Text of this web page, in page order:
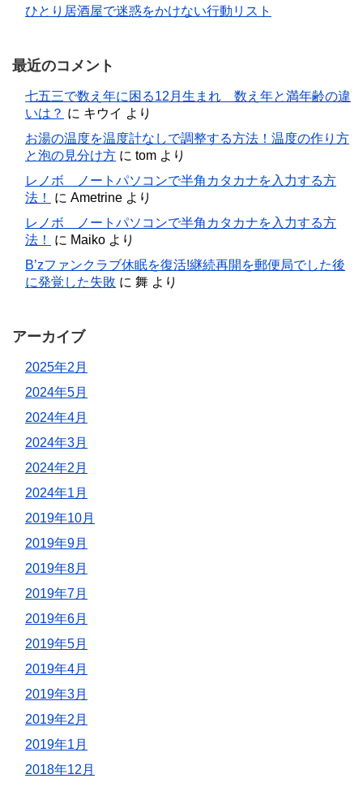
ひとり居酒屋で迷惑をかけない行動リスト
最近のコメント
七五三で数え年に困る12月生まれ 数え年と満年齢の違
いは？ に キウイ より
お湯の温度を温度計なしで調整する方法！温度の作り方
と泡の見分け方 に tom より
レノボ ノートパソコンで半角カタカナを入力する方
法！
に Ametrine より
レノボ ノートパソコンで半角カタカナを入力する方
法！
に Maiko より
B’zファンクラブ休眠を復活!継続再開を郵便局でした後
に発覚した失敗 に 舞 より
アーカイブ
2025年2月
2024年5月
2024年4月
2024年3月
2024年2月
2024年1月
2019年10月
2019年9月
2019年8月
2019年7月
2019年6月
2019年5月
2019年4月
2019年3月
2019年2月
2019年1月
2018年12月